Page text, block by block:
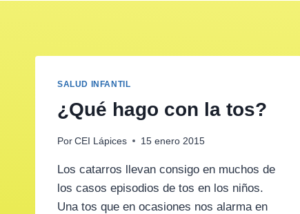
SALUD INFANTIL
¿Qué hago con la tos?
Por CEI Lápices 15 enero 2015
Los catarros llevan consigo en muchos de
los casos episodios de tos en los niños.
Una tos que en ocasiones nos alarma en